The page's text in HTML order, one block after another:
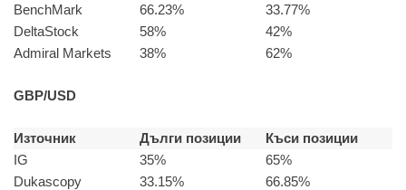
BenchMark
66.23%
33.77%
DeltaStock
58%
42%
Admiral Markets
38% 62%
GBP/USD
Източник Дълги позиции
Къси позиции
IG
35%
65%
Dukascopy
33.15%
66.85%